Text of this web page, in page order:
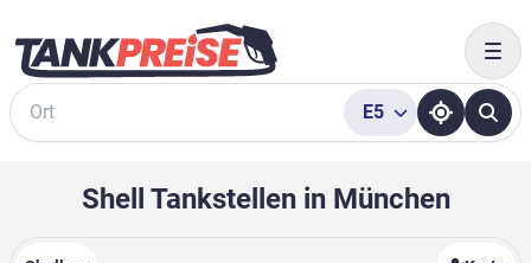
Suche
E5
Shell Tankstellen in München